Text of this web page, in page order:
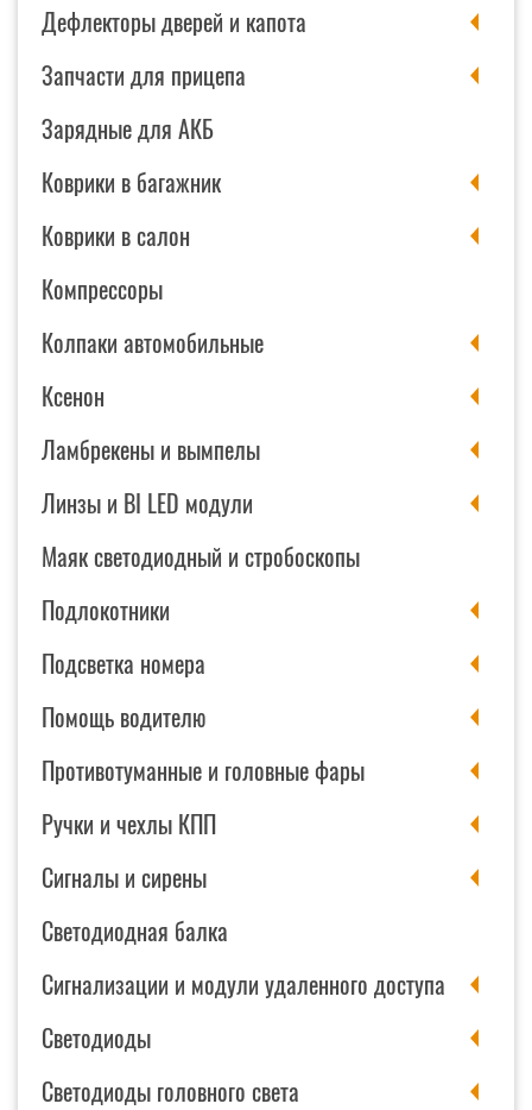
Дефлекторы дверей и капота
Запчасти для прицепа
Зарядные для АКБ
Коврики в багажник
Коврики в салон
Компрессоры
Колпаки автомобильные
Ксенон
Ламбрекены и вымпелы
Линзы и BI LED модули
Маяк светодиодный и стробоскопы
Подлокотники
Подсветка номера
Помощь водителю
Противотуманные и головные фары
Ручки и чехлы КПП
Сигналы и сирены
Светодиодная балка
Сигнализации и модули удаленного доступа
Светодиоды
Светодиоды головного света